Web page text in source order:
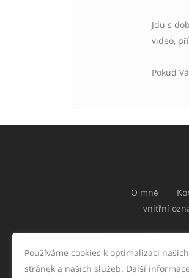
Jdu s
video,
Pokud
O mně
vnitřní
Používáme cookies k optimalizaci
stránek a našich služeb. Další